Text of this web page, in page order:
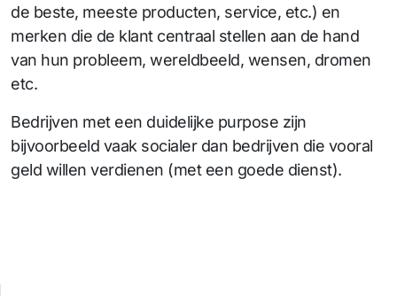
de beste, meeste producten, service, etc.) en
merken die de klant centraal stellen aan de hand
van hun probleem, wereldbeeld, wensen, dromen
etc.
Bedrijven met een duidelijke purpose zijn
bijvoorbeeld vaak socialer dan bedrijven die vooral
geld willen verdienen (met een goede dienst).